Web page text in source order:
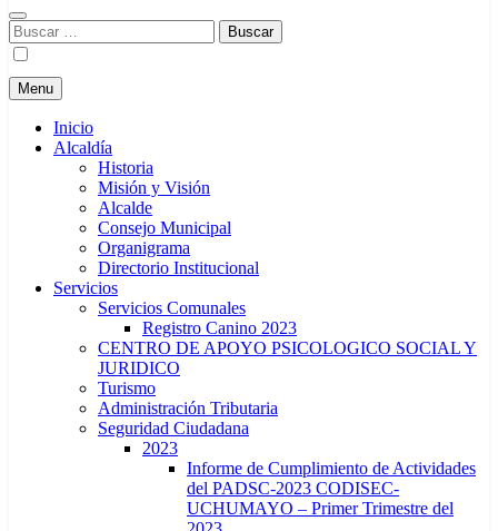
Buscar:
Menu
Inicio
Alcaldía
Historia
Misión y Visión
Alcalde
Consejo Municipal
Organigrama
Directorio Institucional
Servicios
Servicios Comunales
Registro Canino 2023
CENTRO DE APOYO PSICOLOGICO SOCIAL Y
JURIDICO
Turismo
Administración Tributaria
Seguridad Ciudadana
2023
Informe de Cumplimiento de Actividades
del PADSC-2023 CODISEC-
UCHUMAYO – Primer Trimestre del